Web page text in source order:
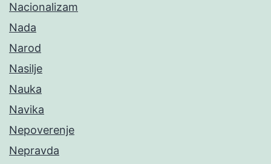
Nacionalizam
Nada
Narod
Nasilje
Nauka
Navika
Nepoverenje
Nepravda